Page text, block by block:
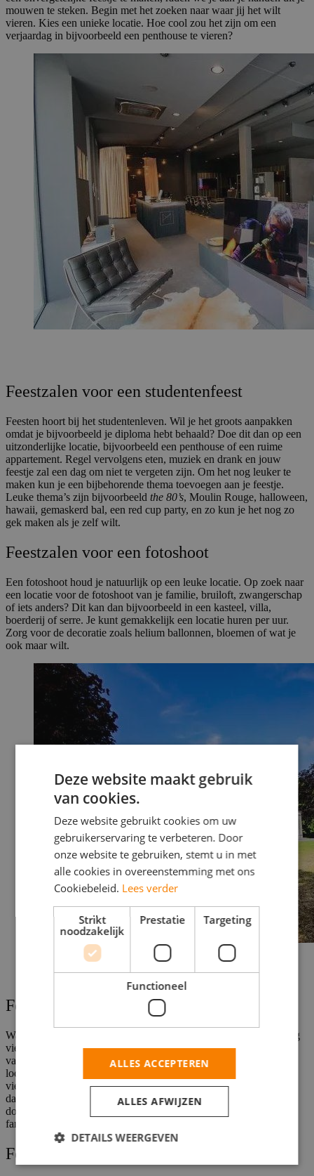
mouwen te steken. Begin met het zoeken naar waar jij het wilt
vieren. Kies een unieke locatie. Hoe cool zou het zijn om een
verjaardag in bijvoorbeeld een penthouse te vieren?
Feestzalen voor een studentenfeest
Feesten hoort bij het studentenleven. Wil je het groots aanpakken
omdat je bijvoorbeeld je diploma hebt behaald? Doe dit dan op een
uitzonderlijke locatie, bijvoorbeeld een penthouse of een ruime
appartement. Regel vervolgens eten, muziek en drank en jouw
feestje zal een dag om niet te vergeten zijn. Om het nog leuker te
maken kun je een bijbehorende thema toevoegen aan je feestje.
Leuke thema’s zijn bijvoorbeeld the 80’s, Moulin Rouge, halloween,
hawaii, gemaskerd bal, een red cup party, en zo kun je het nog zo
gek maken als je zelf wilt.
Feestzalen voor een fotoshoot
Een fotoshoot houd je natuurlijk op een leuke locatie. Op zoek naar
een locatie voor de fotoshoot van je familie, bruiloft, zwangerschap
of iets anders? Dit kan dan bijvoorbeeld in een kasteel, villa,
boerderij of serre. Je kunt gemakkelijk een locatie huren per uur.
Zorg voor de decoratie zoals helium ballonnen, bloemen of wat je
ook maar wilt.
Feestzalen voor een jubileum
Wanneer je ouders al 25 jaar zijn getrouwd willen zij dit vast graag
vieren. Dit kan thuis, ergens buiten in een restaurant, door middel
van een weekendje weg, of je pakt het groots aan door een mooie
locatie te huren. Want zeg nou zelf, een jubileum hoor je groots te
vieren! Help je ouders een handje met het organiseren en geef ze
daarbij een uniek en persoonlijk cadeau. Ook kun je ze verrassen
door een surprise feestje te organiseren en al jullie vrienden en
familie uit te nodigen.
Feestzalen voor een huwelijk
Deze website maakt gebruik
van cookies.
Deze website gebruikt cookies om uw
gebruikerservaring te verbeteren. Door
onze website te gebruiken, stemt u in met
alle cookies in overeenstemming met ons
Cookiebeleid. Lees verder
Strikt
noodzakelijk
Prestatie Targeting
Functioneel
ALLES ACCEPTEREN
ALLES AFWIJZEN
DETAILS WEERGEVEN